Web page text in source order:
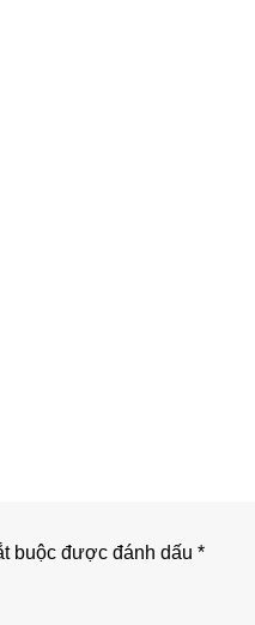
buộc được đánh dấu *